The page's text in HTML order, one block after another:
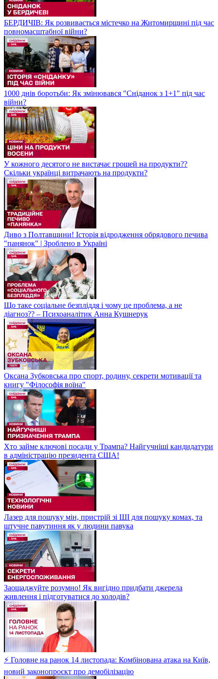
БЕРДИЧІВ: Як розвивається містечко на Житомирщині під час
повномасштабної війни?
1000 днів боротьби: Як змінювався "Сніданок з 1+1" під час
війни?
У кожного десятого не вистачає грошей на продукти??
Скільки українці витрачають на продукти?
Диво з Полтавщини! Історія відродження обрядового печива
"панянок" | Зроблено в Україні
Що таке соціальне безпліддя і чому це проблема, а не
діагноз?? – Психоаналітик Анна Кушнерук
Оксана Зубковська про спорт, родину, секрети мотивації та
книгу "Філософія воїна"
Хто займе ключові посади у Трампа? Найгучніші кандидатури
в адміністрацію президента США!
Лазер для пошуку мін, пристрій зі ШІ для пошуку комах, та
штучне павутиння як у людини павука
Заощаджуйте розумно! Як вигідно придбати джерела
живлення і підготуватися до холодів?
⚡ Головне на ранок 14 листопада: Комбінована атака на Київ,
новий законопроєкт про демобілізацію